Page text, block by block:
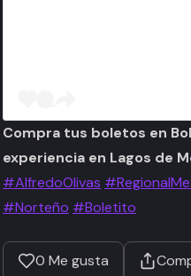
Compra tus boletos en
experiencia en Lagos de
#AlfredoOlivas
#Norteño #Boletito
0 Me gusta